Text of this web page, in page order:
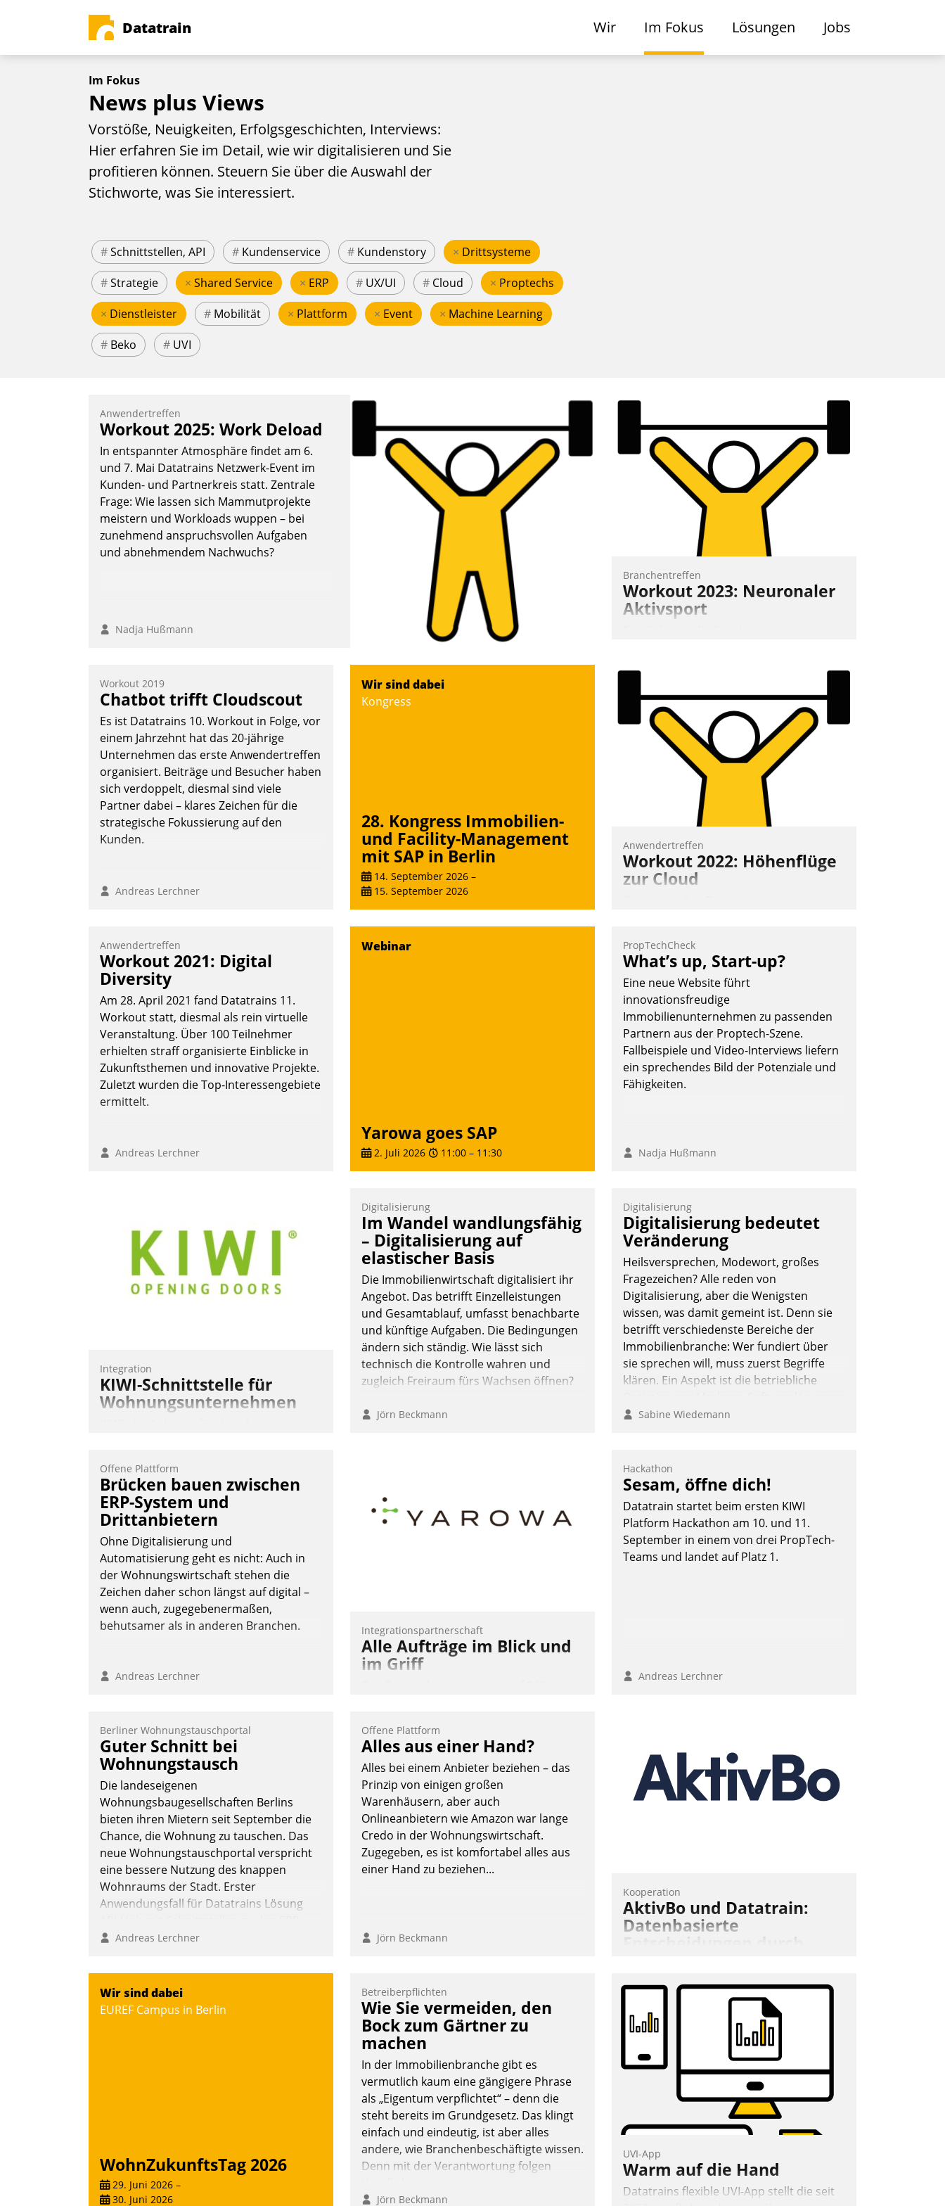
Datatrain Wir Im Fokus Lösungen Jobs
Im Fokus
News plus Views
Vorstöße, Neuigkeiten, Erfolgsgeschichten, Interviews:
Hier erfahren Sie im Detail, wie wir digitalisieren und Sie
profitieren können. Steuern Sie über die Auswahl der
Stichworte, was Sie interessiert.
#Schnittstellen, API # Kundenservice # Kundenstory × Drittsysteme
#Strategie × Shared Service × ERP # UX/UI # Cloud × Proptechs
× Dienstleister # Mobilität × Plattform × Event × Machine Learning
# Beko # UVI
Anwendertreffen
Workout 2025: Work Deload
In entspannter Atmosphäre findet am 6.
und 7. Mai Datatrains Netzwerk-Event im
Kunden- und Partnerkreis statt. Zentrale
Frage: Wie lassen sich Mammutprojekte
meistern und Workloads wuppen – bei
zunehmend anspruchsvollen Aufgaben
und abnehmendem Nachwuchs?
Nadja Hußmann
Branchentreffen
Workout 2023: Neuronaler
Aktivsport
Dazwischen zeigte Datatrain, was es
Neues zu bieten hat.
Nadja Hußmann
Workout 2019
Chatbot trifft Cloudscout
Es ist Datatrains 10. Workout in Folge, vor
einem Jahrzehnt hat das 20-jährige
Unternehmen das erste Anwendertreffen
organisiert. Beiträge und Besucher haben
sich verdoppelt, diesmal sind viele
Partner dabei – klares Zeichen für die
strategische Fokussierung auf den
Kunden.
Andreas Lerchner
Wir sind dabei
Kongress
28. Kongress Immobilien-
und Facility-Management
mit SAP in Berlin
14. September 2026 –
15. September 2026
Anwendertreffen
Workout 2022: Höhenflüge
zur Cloud
Teilnehmer kurzweilige Einblicke in
innovative Cloud-Strategien und -
Lösungen mit hohem Zukunftspotenzial.
Andreas Lerchner
Anwendertreffen
Workout 2021: Digital
Diversity
Am 28. April 2021 fand Datatrains 11.
Workout statt, diesmal als rein virtuelle
Veranstaltung. Über 100 Teilnehmer
erhielten straff organisierte Einblicke in
Zukunftsthemen und innovative Projekte.
Zuletzt wurden die Top-Interessengebiete
ermittelt.
Andreas Lerchner
Webinar
Yarowa goes SAP
2. Juli 2026 11:00 – 11:30
PropTechCheck
What’s up, Start-up?
Eine neue Website führt
innovationsfreudige
Immobilienunternehmen zu passenden
Partnern aus der Proptech-Szene.
Fallbeispiele und Video-Interviews liefern
ein sprechendes Bild der Potenziale und
Fähigkeiten.
Nadja Hußmann
Integration
KIWI-Schnittstelle für
Wohnungsunternehmen
Softwareentwicklungshaus Datatrain.
Andreas Lerchner
Digitalisierung
Im Wandel wandlungsfähig
– Digitalisierung auf
elastischer Basis
Die Immobilienwirtschaft digitalisiert ihr
Angebot. Das betrifft Einzelleistungen
und Gesamtablauf, umfasst benachbarte
und künftige Aufgaben. Die Bedingungen
ändern sich ständig. Wie lässt sich
technisch die Kontrolle wahren und
zugleich Freiraum fürs Wachsen öffnen?
Jörn Beckmann
Digitalisierung
Digitalisierung bedeutet
Veränderung
Heilsversprechen, Modewort, großes
Fragezeichen? Alle reden von
Digitalisierung, aber die Wenigsten
wissen, was damit gemeint ist. Denn sie
betrifft verschiedenste Bereiche der
Immobilienbranche: Wer fundiert über
sie sprechen will, muss zuerst Begriffe
klären. Ein Aspekt ist die betriebliche
ermöglichen große Einsparungen durch
Allein mit der Einführung einer neuen
Software ist es nicht getan. Die
Digitalisierung erfordert von
Unternehmen die Bereitschaft, sich zu
überprüfen, zu hinterfragen und zu
verändern.
Sabine Wiedemann
Offene Plattform
Brücken bauen zwischen
ERP-System und
Drittanbietern
Ohne Digitalisierung und
Automatisierung geht es nicht: Auch in
der Wohnungswirtschaft stehen die
Zeichen daher schon längst auf digital –
wenn auch, zugegebenermaßen,
behutsamer als in anderen Branchen.
Andreas Lerchner
Integrationspartnerschaft
Alle Aufträge im Blick und
im Griff
und Verwaltung von Aufträgen der
operativen Instandhaltung in die SAP-
Systemlandschaft deutscher
Wohnungsunternehmen – und
beschleunigt damit den Weg vom
Mieteranliegen zum Dienstleisterauftrag.
Nadja Hußmann
Hackathon
Sesam, öffne dich!
Datatrain startet beim ersten KIWI
Platform Hackathon am 10. und 11.
September in einem von drei PropTech-
Teams und landet auf Platz 1.
Andreas Lerchner
Berliner Wohnungstauschportal
Guter Schnitt bei
Wohnungstausch
Die landeseigenen
Wohnungsbaugesellschaften Berlins
bieten ihren Mietern seit September die
Chance, die Wohnung zu tauschen. Das
neue Wohnungstauschportal verspricht
eine bessere Nutzung des knappen
Wohnraums der Stadt. Erster
Anwendungsfall für Datatrains Lösung
Systemen der Unternehmen.
Andreas Lerchner
Offene Plattform
Alles aus einer Hand?
Alles bei einem Anbieter beziehen – das
Prinzip von einigen großen
Warenhäusern, aber auch
Onlineanbietern wie Amazon war lange
Credo in der Wohnungswirtschaft.
Zugegeben, es ist komfortabel alles aus
einer Hand zu beziehen...
Jörn Beckmann
Kooperation
AktivBo und Datatrain:
Datenbasierte
AktivBo und Datatrain kooperieren –
Immobilienunternehmen profitieren: Die
nahtlose Integration der Lösungen von
AktivBo und Datatrain ermöglicht
automatisiert ausgelöste, zielgerichtete
Mieterbefragungen – eine starke
Grundlage für intelligente, datengestützte
Wir sind dabei
EUREF Campus in Berlin
WohnZukunftsTag 2026
29. Juni 2026 –
30. Juni 2026
Betreiberpflichten
Wie Sie vermeiden, den
Bock zum Gärtner zu
machen
In der Immobilienbranche gibt es
vermutlich kaum eine gängigere Phrase
als „Eigentum verpflichtet“ – denn die
steht bereits im Grundgesetz. Das klingt
einfach und eindeutig, ist aber alles
andere, wie Branchenbeschäftigte wissen.
Denn mit der Verantwortung folgen
Jörn Beckmann
UVI-App
Warm auf die Hand
Datatrains flexible UVI-App stellt die seit